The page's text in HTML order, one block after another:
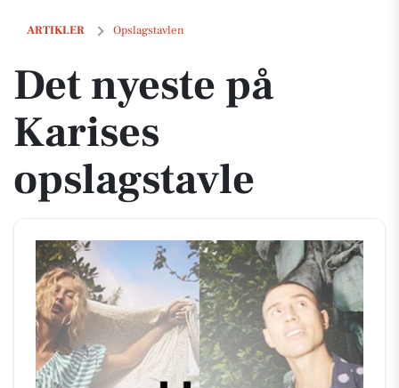
ARTIKLER Opslagstavlen
Det nyeste på Karises opslagstavle
Det nyeste på
Karises
opslagstavle